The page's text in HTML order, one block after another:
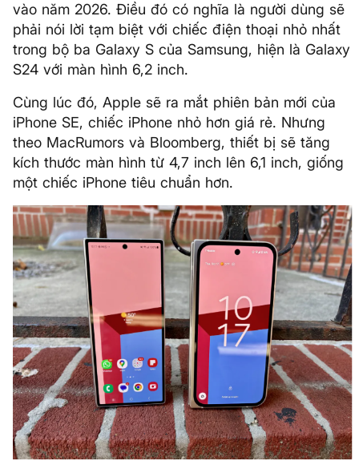
vào năm 2026. Điều đó có nghĩa là người dùng sẽ
phải nói lời tạm biệt với chiếc điện thoại nhỏ nhất
trong bộ ba Galaxy S của Samsung, hiện là Galaxy
S24 với màn hình 6,2 inch.
Cùng lúc đó, Apple sẽ ra mắt phiên bản mới của
iPhone SE, chiếc iPhone nhỏ hơn giá rẻ. Nhưng
theo MacRumors và Bloomberg, thiết bị ​​sẽ tăng
kích thước màn hình từ 4,7 inch lên 6,1 inch, giống
một chiếc iPhone tiêu chuẩn hơn.